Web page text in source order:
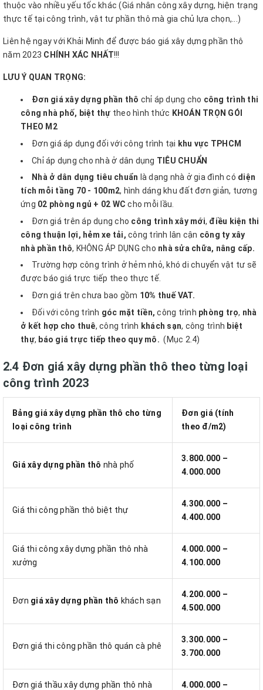
thuộc vào nhiều yếu tốc khác (Giá nhân công xây dựng, hiện trạng
thực tế tại công trình, vật tư phần thô mà gia chủ lựa chọn,...)
Liên hệ ngay với Khải Minh để được báo giá xây dựng phần thô
năm 2023 CHÍNH XÁC NHẤT!!!
LƯU Ý QUAN TRỌNG:
Đơn giá xây dựng phần thô chỉ áp dụng cho công trình thi
công nhà phố, biệt thự theo hình thức KHOÁN TRỌN GÓI
THEO M2
Đơn giá áp dụng đối với công trình tại khu vực TPHCM
Chỉ áp dụng cho nhà ở dân dụng TIÊU CHUẨN
Nhà ở dân dụng tiêu chuẩn là dạng nhà ở gia đình có diện
tích mỗi tầng 70 - 100m2, hình dáng khu đất đơn giản, tương
ứng 02 phòng ngủ + 02 WC cho mỗi lầu.
Đơn giá trên áp dụng cho công trình xây mới, điều kiện thi
công thuận lợi, hẻm xe tải, công trình lân cận công ty xây
nhà phần thô, KHÔNG ÁP DỤNG cho nhà sửa chữa, nâng cấp.
Trường hợp công trình ở hẻm nhỏ, khó di chuyển vật tư sẽ
được báo giá trực tiếp theo thực tế.
Đơn giá trên chưa bao gồm 10% thuế VAT.
Đối với công trình góc mặt tiền, công trình phòng trọ, nhà
ở kết hợp cho thuê, công trình khách sạn, công trình biệt
thự, báo giá trực tiếp theo quy mô. (Mục 2.4)
2.4 Đơn giá xây dựng phần thô theo từng loại
công trình 2023
Bảng giá xây dựng phần thô cho từng
loại công trình
Đơn giá (tính
theo đ/m2)
Giá xây dựng phần thô nhà phố
3.800.000 –
4.000.000
Giá thi công phần thô biệt thự
4.300.000 –
4.400.000
Giá thi công xây dựng phần thô nhà
xưởng
4.000.000 –
4.100.000
Đơn giá xây dựng phần thô khách sạn
4.200.000 –
4.500.000
Đơn giá thi công phần thô quán cà phê
3.300.000 –
3.700.000
Đơn giá thầu xây dựng phần thô nhà
4.000.000 –